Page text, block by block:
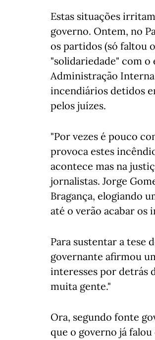
Estas situações
governo. Ontem, no
os partidos (só faltou
"solidariedade" com
Administração
incendiários detidos
pelos juízes.
"Por vezes é pouco
provoca estes
acontece mas na
jornalistas. Jorge
Bragança, elogiando
até o verão acabar os
Para sustentar a tese
governante afirmou
interesses por detrás
muita gente."
Ora, segundo fonte
que o governo já falou